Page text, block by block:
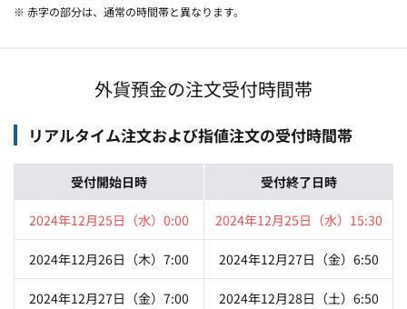
※ 赤字の部分は、通常の時間帯と異なります。
外貨預金の注文受付時間帯
リアルタイム注文および指値注文の受付時間帯
受付開始日時 受付終了日時
2024年12月25日（水）0:00 2024年12月25日（水）15:30
2024年12月26日（木）7:00 2024年12月27日（金）6:50
2024年12月27日（金）7:00 2024年12月28日（土）6:50